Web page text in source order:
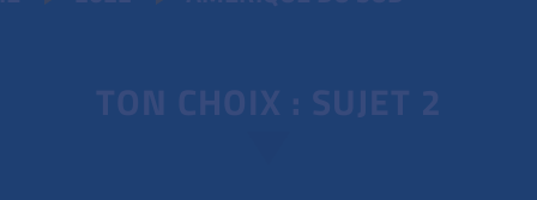
TON CHOIX : SUJET 2